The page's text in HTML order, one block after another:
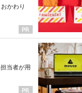
かわり
当者が用